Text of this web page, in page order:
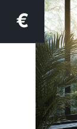
€